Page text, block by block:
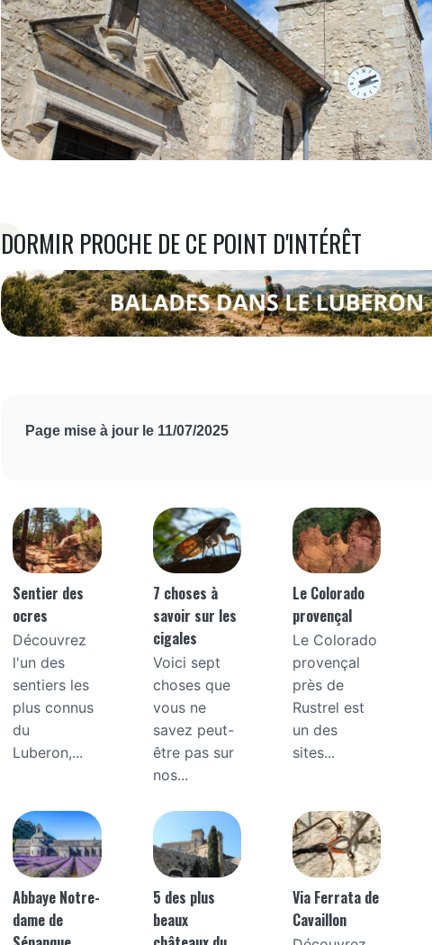
DORMIR PROCHE DE CE POINT D'INTÉRÊT
Page mise à jour le 11/07/2025
Sentier des
ocres
Découvrez
l'un des
sentiers les
plus connus
du
Luberon,...
7 choses à
savoir sur les
cigales
Voici sept
choses que
vous ne
savez peut-
être pas sur
nos...
Le Colorado
provençal
Le Colorado
provençal
près de
Rustrel est
un des
sites...
Abbaye Notre-
dame de
5 des plus
beaux
Via Ferrata de
Cavaillon